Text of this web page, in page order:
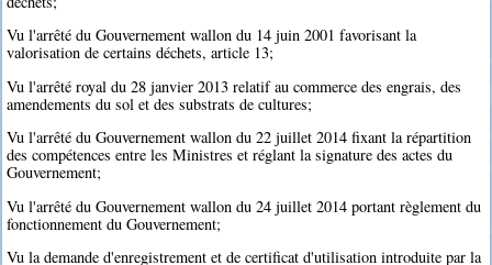
Vu l'arrêté du Gouvernement wallon du 14 juin 2001 favorisant la
valorisation de certains déchets, article 13;
Vu l'arrêté royal du 28 janvier 2013 relatif au commerce des engrais, des
amendements du sol et des substrats de cultures;
Vu l'arrêté du Gouvernement wallon du 22 juillet 2014 fixant la répartition
des compétences entre les Ministres et réglant la signature des actes du
Gouvernement;
Vu l'arrêté du Gouvernement wallon du 24 juillet 2014 portant règlement du
fonctionnement du Gouvernement;
Vu la demande d'enregistrement et de certificat d'utilisation introduite par la